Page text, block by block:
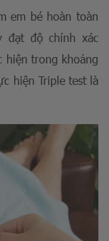
em bé hoàn toàn
đạt độ chính xác
trong khoảng
hiện Triple test là